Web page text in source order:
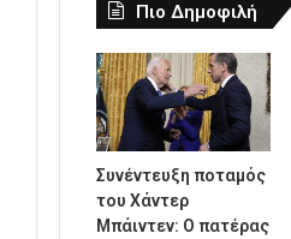
Πιο Δημοφιλή
Συνέντευξη ποταμός
του Χάντερ
Μπάιντεν: Ο πατέρας